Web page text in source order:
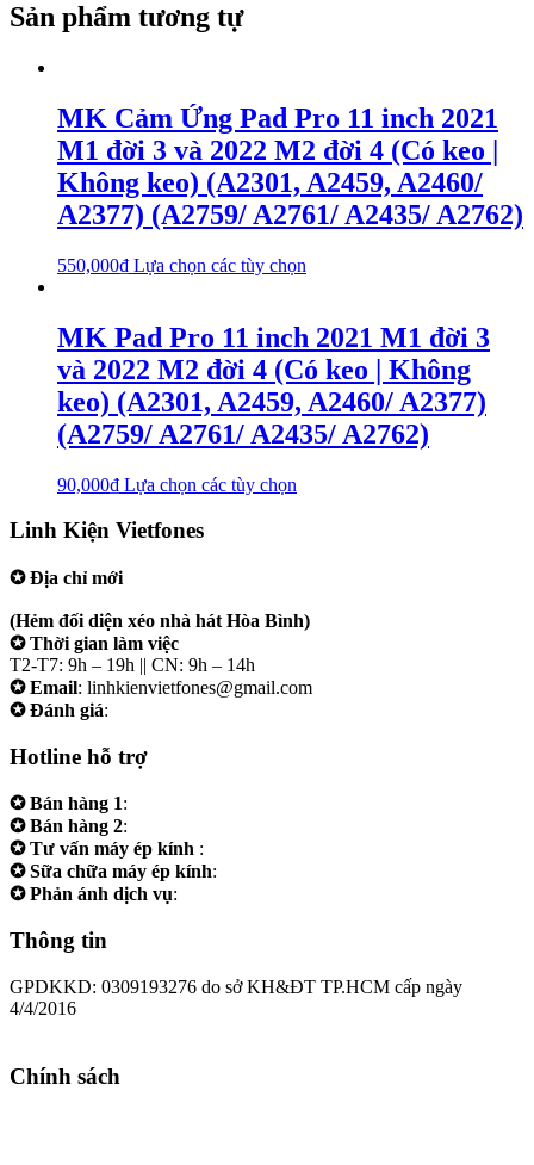
Sản phẩm tương tự
MK Cảm Ứng Pad Pro 11 inch 2021
M1 đời 3 và 2022 M2 đời 4 (Có keo |
Không keo) (A2301, A2459, A2460/
A2377) (A2759/ A2761/ A2435/ A2762)
550,000₫ Lựa chọn các tùy chọn
MK Pad Pro 11 inch 2021 M1 đời 3
và 2022 M2 đời 4 (Có keo | Không
keo) (A2301, A2459, A2460/ A2377)
(A2759/ A2761/ A2435/ A2762)
90,000₫ Lựa chọn các tùy chọn
Linh Kiện Vietfones
✪ Địa chỉ mới
(Hẻm đối diện xéo nhà hát Hòa Bình)
✪ Thời gian làm việc
T2-T7: 9h – 19h || CN: 9h – 14h
✪ Email: linhkienvietfones@gmail.com
✪ Đánh giá:
Hotline hỗ trợ
✪ Bán hàng 1:
✪ Bán hàng 2:
✪ Tư vấn máy ép kính :
✪ Sữa chữa máy ép kính:
✪ Phản ánh dịch vụ:
Thông tin
GPDKKD: 0309193276 do sở KH&ĐT TP.HCM cấp ngày
4/4/2016
Chính sách